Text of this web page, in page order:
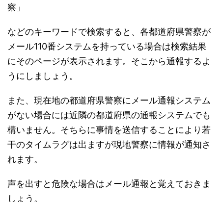
察」
などのキーワードで検索すると、各都道府県警察が
メール110番システムを持っている場合は検索結果
にそのページが表示されます。そこから通報するよ
うにしましょう。
また、現在地の都道府県警察にメール通報システム
がない場合には近隣の都道府県の通報システムでも
構いません。そちらに事情を送信することにより若
干のタイムラグは出ますが現地警察に情報が通知さ
れます。
声を出すと危険な場合はメール通報と覚えておきま
しょう。